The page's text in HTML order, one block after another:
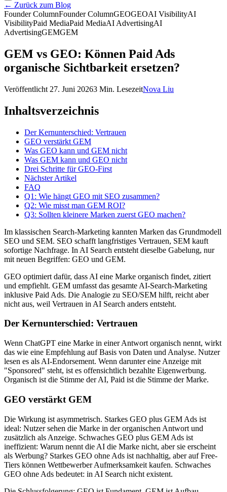
← Zurück zum Blog
Founder ColumnFounder ColumnGEOGEOAI VisibilityAI
VisibilityPaid MediaPaid MediaAI AdvertisingAI
AdvertisingGEMGEM
GEM vs GEO: Können Paid Ads
organische Sichtbarkeit ersetzen?
Veröffentlicht 27. Juni 20263 Min. LesezeitNova Liu
Inhaltsverzeichnis
Der Kernunterschied: Vertrauen
GEO verstärkt GEM
Was GEO kann und GEM nicht
Was GEM kann und GEO nicht
Drei Schritte für GEO-First
Nächster Artikel
FAQ
Q1: Wie hängt GEO mit SEO zusammen?
Q2: Wie misst man GEM ROI?
Q3: Sollten kleinere Marken zuerst GEO machen?
Im klassischen Search-Marketing kannten Marken das Grundmodell
SEO und SEM. SEO schafft langfristiges Vertrauen, SEM kauft
sofortige Nachfrage. In AI Search entsteht dieselbe Gabelung, nur
mit neuen Begriffen: GEO und GEM.
GEO optimiert dafür, dass AI eine Marke organisch findet, zitiert
und empfiehlt. GEM umfasst das gesamte AI-Search-Marketing
inklusive Paid Ads. Die Analogie zu SEO/SEM hilft, reicht aber
nicht aus, weil Vertrauen in AI Search anders entsteht.
Der Kernunterschied: Vertrauen
Wenn ChatGPT eine Marke in einer Antwort organisch nennt, wirkt
das wie eine Empfehlung auf Basis von Daten und Analyse. Nutzer
lesen es als AI-Endorsement. Wenn darunter eine Anzeige mit
"Sponsored" steht, ist es offensichtlich bezahlte Eigenwerbung.
Organisch ist die Stimme der AI, Paid ist die Stimme der Marke.
GEO verstärkt GEM
Die Wirkung ist asymmetrisch. Starkes GEO plus GEM Ads ist
ideal: Nutzer sehen die Marke in der organischen Antwort und
zusätzlich als Anzeige. Schwaches GEO plus GEM Ads ist
ineffizient: Warum nennt die AI die Marke nicht, aber sie erscheint
als Werbung? Starkes GEO ohne Ads ist nachhaltig, aber auf Free-
Tiers können Wettbewerber Aufmerksamkeit kaufen. Schwaches
GEO ohne Ads bedeutet: in AI Search nicht existent.